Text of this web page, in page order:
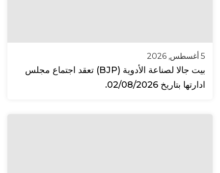
5 أغسطس, 2026
بيت جالا لصناعة الأدوية (BJP) تعقد اجتماع مجلس
ادارتها بتاريخ 02/08/2026.